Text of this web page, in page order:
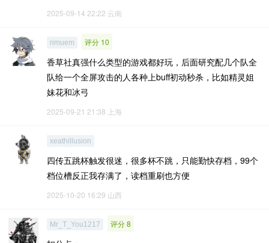
2025-09-14 22:22 云南
rimuem 评分 10
香草社真强什么类型的游戏都好玩，后面研究配几个队全
队给一个全屏攻击的人各种上buff初动秒杀，比如精灵姐
妹花和冰弓
2025-09-21 21:38 上海
xeathillusion
四传五跳杯触发很迷，很多杯不跳，只能勤快存档，99个
档位槽反正我存满了，读档重刷也方便
2025-10-20 16:29 山西
Mr_T_You1217 评分 8